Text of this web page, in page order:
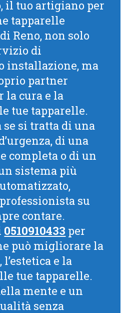
il tuo artigiano per
tapparelle
Reno, non solo
di
installazione, ma
partner
la cura e la
tue tapparelle.
si tratta di una
di una
completa o di un
sistema più
su
contare.
0510910433 per
può migliorare la
e la
tue tapparelle.
mente e un
senza